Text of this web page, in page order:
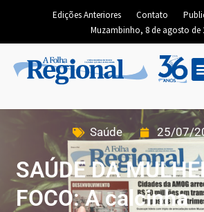
Edições Anteriores Contato
Muzambinho, 8 de agosto de
Saúde 25/07/
SAÚDE DA
FOCO: A calcinha